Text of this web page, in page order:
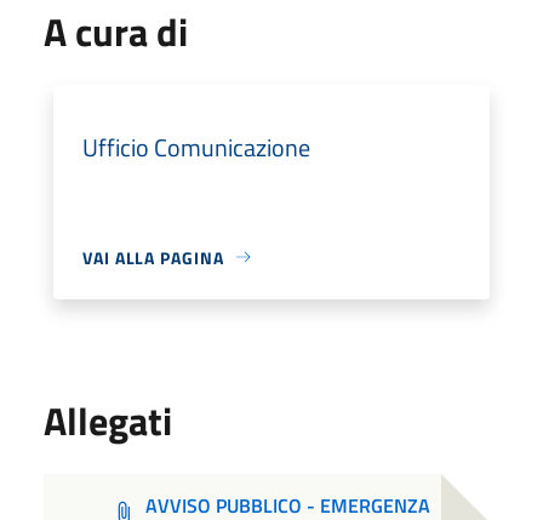
A cura di
Ufficio Comunicazione
VAI ALLA PAGINA
Allegati
AVVISO PUBBLICO - EMERGENZA